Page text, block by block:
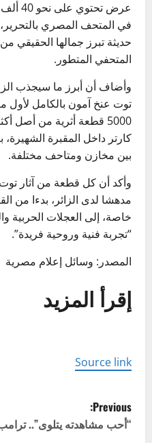
عرض
في المتحف المصري
حديثة تبرز جمالها الحقيقي
المتحفي المتطور.
وأضاف أن أبرز ما سيجذب
توت عنخ آمون بالكامل
كارتر داخل المقبرة
بين مخازن ومتاحف مختلفة.
وأكد أن كل قطعة من آثار
مدهشا لدى الزائر، بدءا من
خاصة، إلى العجلات الحربية
“تجربة فنية وروحية فريدة”.
المصدر: وسائل إعلام مصرية
إقرأ المزيد
Source link
P
o
Previous:
“أحب مشاهدته يتلوى”..